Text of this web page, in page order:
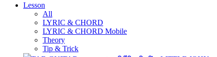
Lesson
All
LYRIC & CHORD
LYRIC & CHORD Mobile
Theory
Tip & Trick